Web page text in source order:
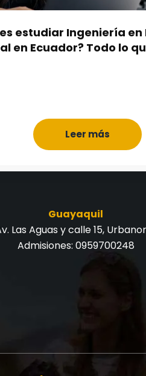
estudiar Ingeniería en
en Ecuador? Todo lo
Leer más
Guayaquil
Las Aguas y calle 15,
Admisiones: 0959700248